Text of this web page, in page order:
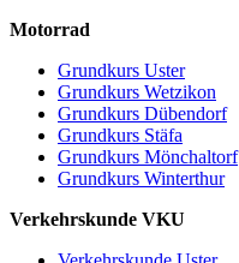
Motorrad
Grundkurs Uster
Grundkurs Wetzikon
Grundkurs Dübendorf
Grundkurs Stäfa
Grundkurs Mönchaltorf
Grundkurs Winterthur
Verkehrskunde VKU